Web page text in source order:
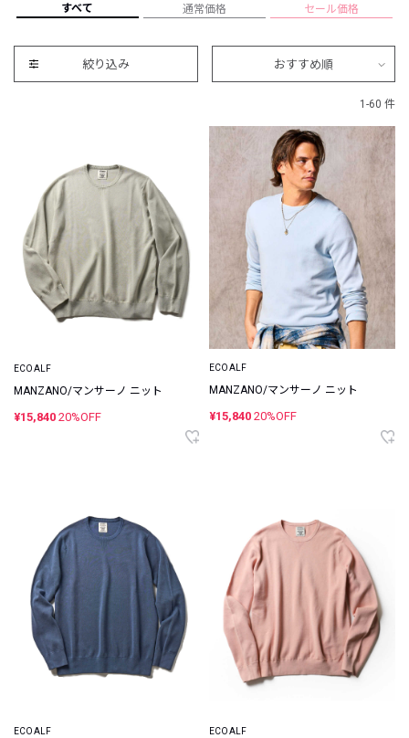
すべて 通常価格 セール価格
絞り込み おすすめ順
1-60 件
ECOALF
MANZANO/マンサーノ ニット
¥15,840 20%OFF
ECOALF
MANZANO/マンサーノ ニット
¥15,840 20%OFF
ECOALF ECOALF